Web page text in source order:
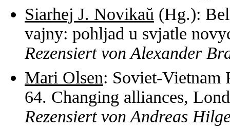
Siarhej J. Novikaŭ (Hg.):
vajny: pohljad u svjatle
Rezensiert von Alexander
Mari Olsen: Soviet-Vietnam
64. Changing alliances,
Rezensiert von Andreas